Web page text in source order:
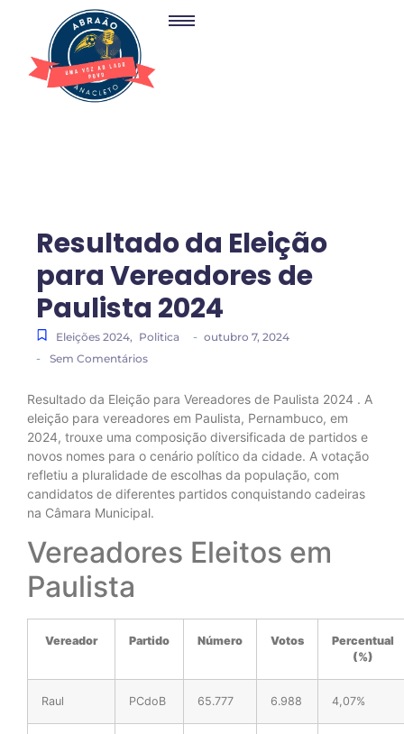
Resultado da Eleição
para Vereadores de
Paulista 2024
Eleições 2024, Politica - outubro 7, 2024
- Sem Comentários
Resultado da Eleição para Vereadores de Paulista 2024 . A
eleição para vereadores em Paulista, Pernambuco, em
2024, trouxe uma composição diversificada de partidos e
novos nomes para o cenário político da cidade. A votação
refletiu a pluralidade de escolhas da população, com
candidatos de diferentes partidos conquistando cadeiras
na Câmara Municipal.
Vereadores Eleitos em
Paulista
Vereador Partido Número Votos
Percentual
(%)
Raul PCdoB 65.777 6.988 4,07%